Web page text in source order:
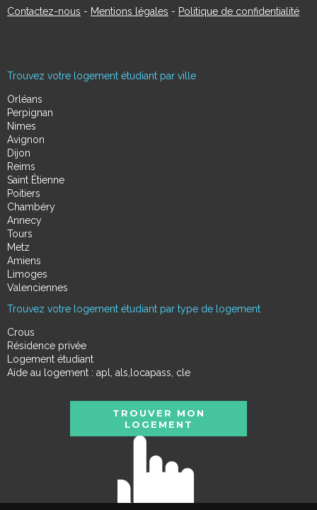
Contactez-nous - Mentions légales - Politique de confidentialité
Trouvez votre logement étudiant par ville
Orléans
Perpignan
Nimes
Avignon
Dijon
Reims
Saint Étienne
Poitiers
Chambéry
Annecy
Tours
Metz
Amiens
Limoges
Valenciennes
Trouvez votre logement étudiant par type de logement
Crous
Résidence privée
Logement étudiant
Aide au logement : apl, als,locapass, cle
TROUVER MON
LOGEMENT